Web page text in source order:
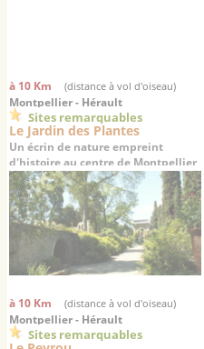
à 10 Km (distance à vol d'oiseau)
Montpellier - Hérault
Sites remarquables
Le Jardin des Plantes
Un écrin de nature empreint
d'histoire au centre de Montpellier
à 10 Km (distance à vol d'oiseau)
Montpellier - Hérault
Sites remarquables